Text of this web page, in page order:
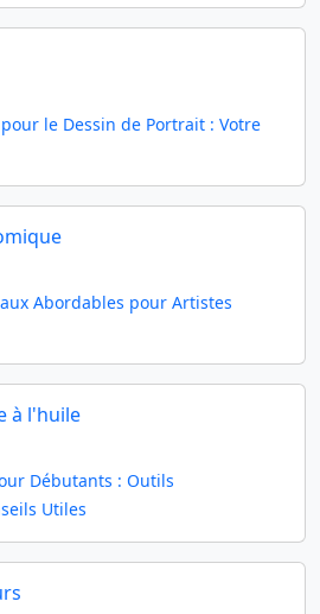
le Dessin de Portrait : Votre
Abordables pour Artistes
à l'huile
Débutants : Outils
Utiles